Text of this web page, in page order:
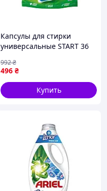
Капсулы для стирки
универсальные START 36
суперконцентрат для
удаления пятен и запахов
496 ₴
992₴
Купить